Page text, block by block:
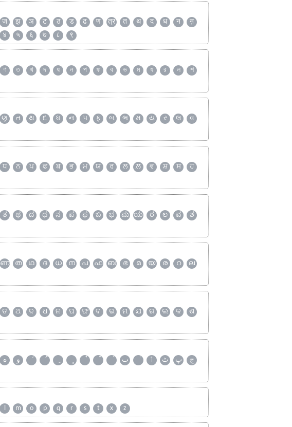
ज झ ञ ट ठ ड ढ ण त्र त थ द ध न
ऩ
४ ५ ६ ७ ८ ९
ণ ত থ দ ধ ন প ফ ব ভ ম য র ল
শ
ણ ત થ દ ધ ન પ ફ બ ભ મ ય ર લ
વ
ਧ ਨ ਪ ਫ ਬ ਭ ਮ ਯ ਰ ਲ ਲ਼ ਵ ਸ਼ ਸ
ਹ
ತ ಥ ದ ಧ ನ ಪ ಫ ಬ ಭ ಮ ಯ ರ ಲ ವ
ಶ
ണ ത ഥ ദ ധ ന പ ഫ ബ ഭ മ യ ര റ
ല
ତ ଥ ଦ ଧ ନ ପ ଫ ବ ଭ ମ ଯ ର ଲ ଳ
ଶ
ه و ٮ ٲ ٹ پ
چ
l m o p q r s t x z